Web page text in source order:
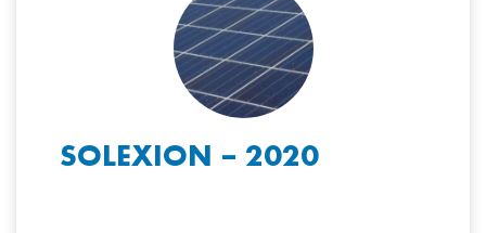
SOLEXION – 2020